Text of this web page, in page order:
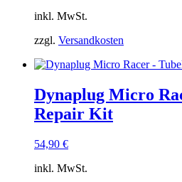
war:
inkl. MwSt.
zzgl. Versandkosten
Dynaplug Micro
Repair Kit
54,90 €
inkl. MwSt.